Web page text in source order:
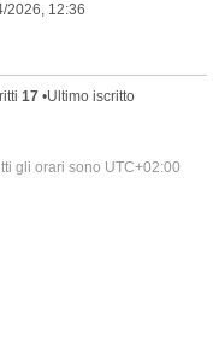
2026, 12:36
17 •Ultimo iscritto
gli orari sono UTC+02:00